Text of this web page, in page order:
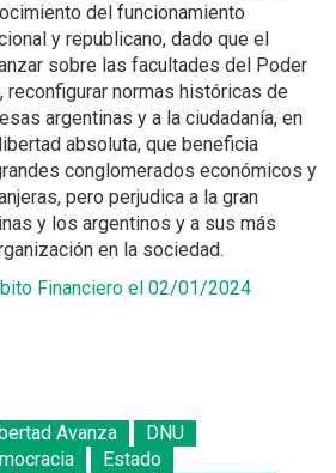
del funcionamiento
y republicano, dado que el
sobre las facultades del Poder
reconfigurar normas históricas de
argentinas y a la ciudadanía, en
absoluta, que beneficia
conglomerados económicos y
pero perjudica a la gran
y los argentinos y a sus más
en la sociedad.
Financiero el 02/01/2024
Avanza
DNU
Estado